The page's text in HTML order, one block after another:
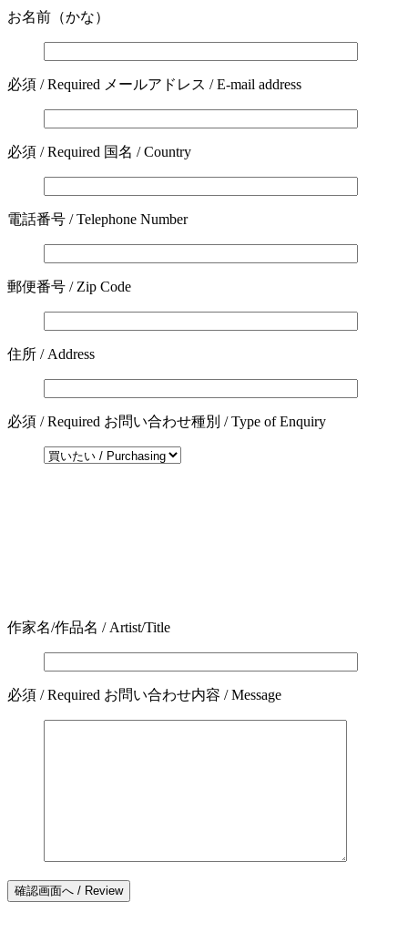
お名前（かな）
必須 / Required メールアドレス / E-mail address
必須 / Required 国名 / Country
電話番号 / Telephone Number
郵便番号 / Zip Code
住所 / Address
必須 / Required お問い合わせ種別 / Type of Enquiry
作家名/作品名 / Artist/Title
必須 / Required お問い合わせ内容 / Message